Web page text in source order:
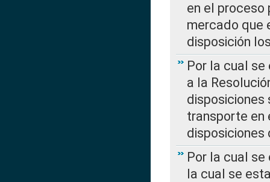
en el
mercado que
disposición
Por la cual se
a la
disposiciones
transporte en
disposiciones
Por la cual se
la cual se